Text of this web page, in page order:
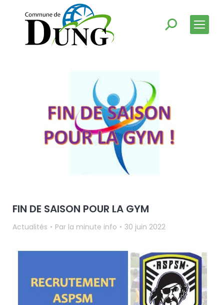
FIN DE SAISON POUR LA GYM
Actualités Par la minute info 30 juin 2022